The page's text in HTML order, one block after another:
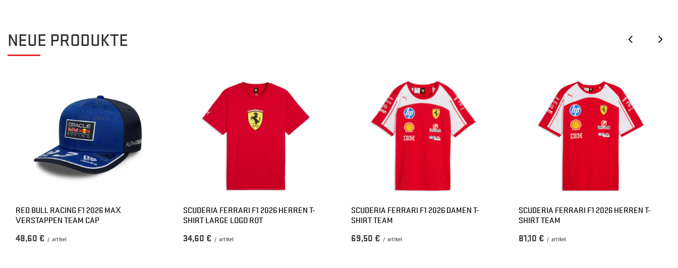
NEUE PRODUKTE
RED BULL RACING F1 2026 MAX
VERSTAPPEN TEAM CAP
48,60 € / artikel
SCUDERIA FERRARI F1 2026 HERREN T-
SHIRT LARGE LOGO ROT
34,60 € / artikel
SCUDERIA FERRARI F1 2026 DAMEN T-
SHIRT TEAM
69,50 € / artikel
SCUDERIA FERRARI F1 2026 HERREN T-
SHIRT TEAM
81,10 € / artikel